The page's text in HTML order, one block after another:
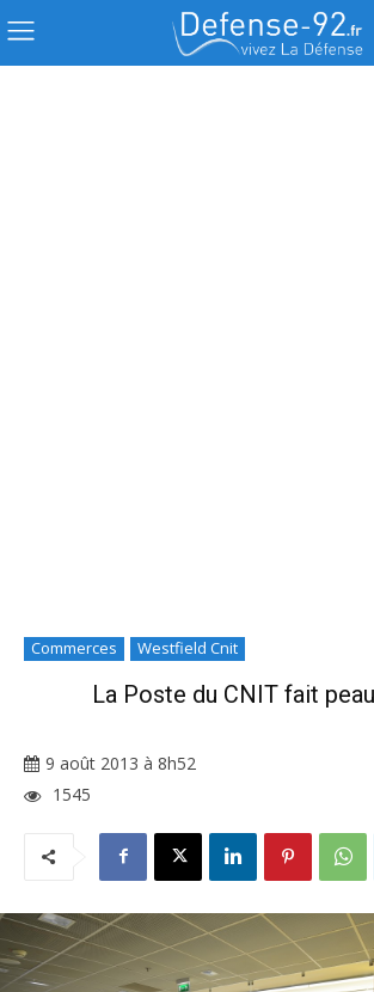
Commerces Westfield Cnit
La Poste du CNIT fait
9 août 2013 à 8h52
1545